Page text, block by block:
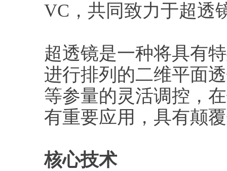
VC，共同致力于超透
超透镜是一种将具有
进行排列的二维平面
等参量的灵活调控，
有重要应用，具有颠
核心技术